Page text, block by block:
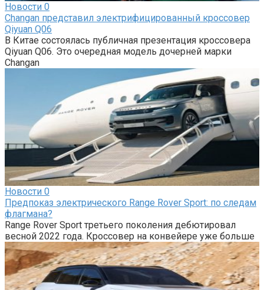
Новости 0
Changan представил электрифицированный кроссовер
Qiyuan Q06
В Китае состоялась публичная презентация кроссовера
Qiyuan Q06. Это очередная модель дочерней марки
Changan
Новости 0
Предпоказ электрического Range Rover Sport: по следам
флагмана?
Range Rover Sport третьего поколения дебютировал
весной 2022 года. Кроссовер на конвейере уже больше